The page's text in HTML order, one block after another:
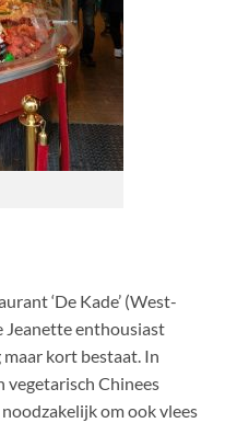
‘De Kade’ (West-
Jeanette enthousiast
kort bestaat. In
vegetarisch Chinees
om ook vlees